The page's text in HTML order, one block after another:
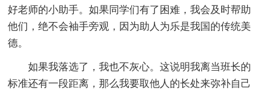
好老师的小助手。如果同学们有了困难，我会及时帮助
他们，绝不会袖手旁观，因为助人为乐是我国的传统美
德。
如果我落选了，我也不灰心。这说明我离当班长的
标准还有一段距离，那么我要取他人的长处来弥补自己